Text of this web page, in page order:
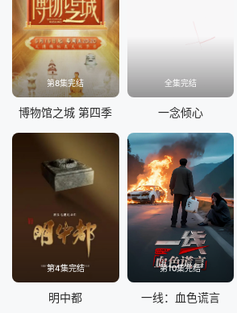
第8集完结
博物馆之城 第四季
全集完结
一念倾心
第4集完结
明中都
第10集完结
一线：血色谎言